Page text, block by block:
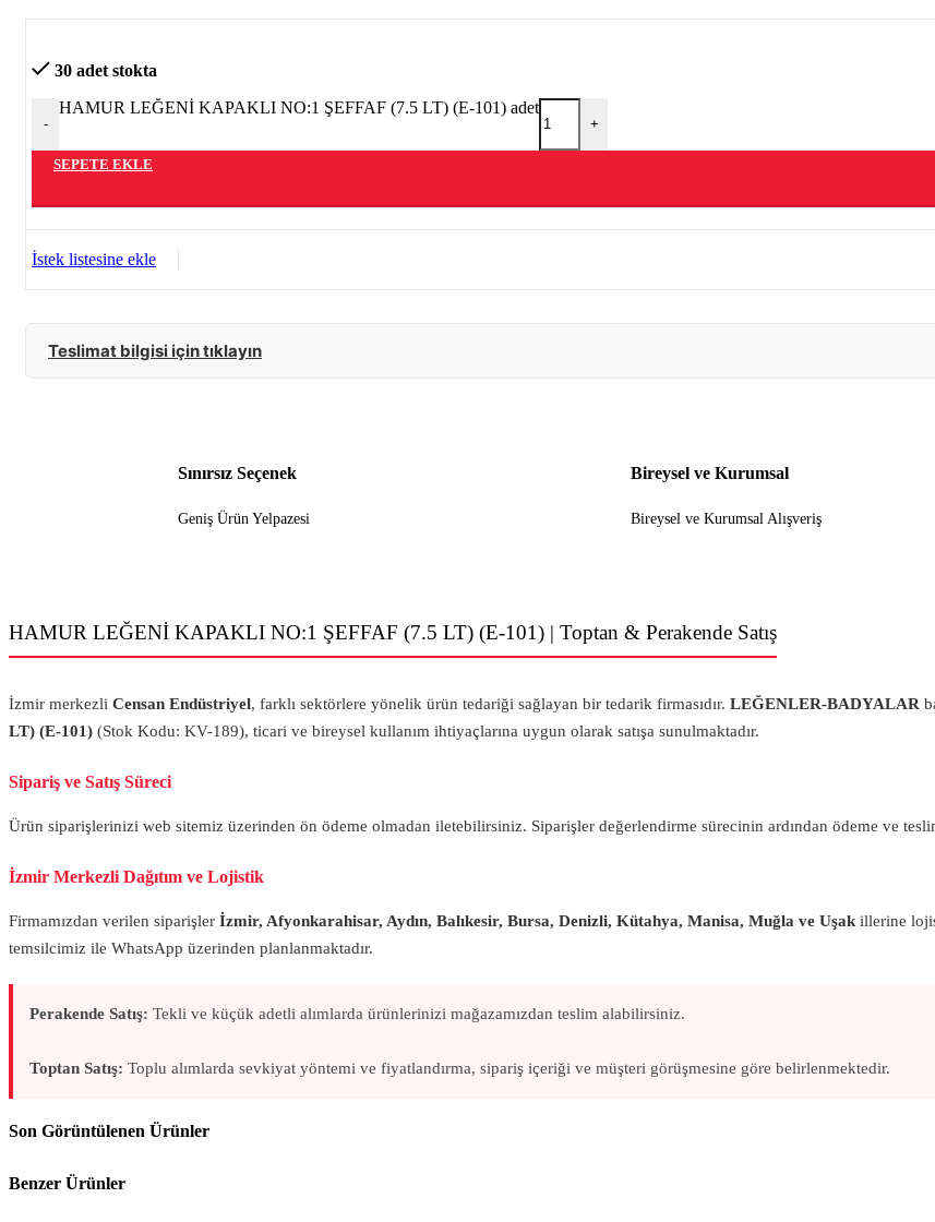
PORTMANTO ASKILARI & ŞEMSİYELİKLER
MUHTELİF ASKILAR
MUTFAK EŞYALARI
Masaüstü Küllükler
Kaşıklık & Tabaklık
30 adet stokta
-
HAMUR LEĞENİ KAPAKLI NO:1 ŞEFFAF (7.5 LT) (E-101) adet
+
SEPETE EKLE
İstek listesine ekle
Teslimat bilgisi için tıklayın
Sınırsız Seçenek
Geniş Ürün Yelpazesi
Bireysel ve Kurumsal
Bireysel ve Kurumsal Alışveriş
HAMUR LEĞENİ KAPAKLI NO:1 ŞEFFAF (7.5 LT) (E-101) | Toptan & Perakende Satış
İzmir merkezli Censan Endüstriyel, farklı sektörlere yönelik ürün tedariği sağlayan bir tedarik firmasıdır. LEĞENLER-BADYALAR
LT) (E-101) (Stok Kodu: KV-189), ticari ve bireysel kullanım ihtiyaçlarına uygun olarak satışa sunulmaktadır.
Sipariş ve Satış Süreci
Ürün siparişlerinizi web sitemiz üzerinden ön ödeme olmadan iletebilirsiniz. Siparişler değerlendirme sürecinin ardından ödeme ve
İzmir Merkezli Dağıtım ve Lojistik
Firmamızdan verilen siparişler İzmir, Afyonkarahisar, Aydın, Balıkesir, Bursa, Denizli, Kütahya, Manisa, Muğla ve Uşak illerine
temsilcimiz ile WhatsApp üzerinden planlanmaktadır.
Perakende Satış: Tekli ve küçük adetli alımlarda ürünlerinizi mağazamızdan teslim alabilirsiniz.
Toptan Satış: Toplu alımlarda sevkiyat yöntemi ve fiyatlandırma, sipariş içeriği ve müşteri görüşmesine göre belirlenmektedir.
Son Görüntülenen Ürünler
Benzer Ürünler